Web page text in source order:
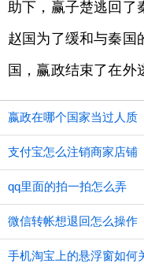
助下，赢子楚逃回了
赵国为了缓和与秦国
国，赢政结束了在外
嬴政在哪个国家当过人质
支付宝怎么注销商家店铺
qq里面的拍一拍怎么弄
微信转帐想退回怎么操作
手机淘宝上的悬浮窗如何